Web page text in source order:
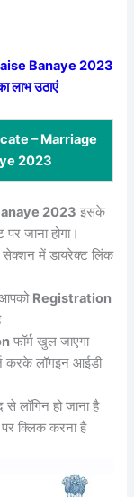
Banaye 2023
लाभ उठाएं
– Marriage
2023
2023 इसके
जाना होगा।
सेक्शन में डायरेक्ट लिंक
Registration
फॉर्म खुल जाएगा
करके लॉगइन आईडी
लॉगिन हो जाना है
पर क्लिक करना है